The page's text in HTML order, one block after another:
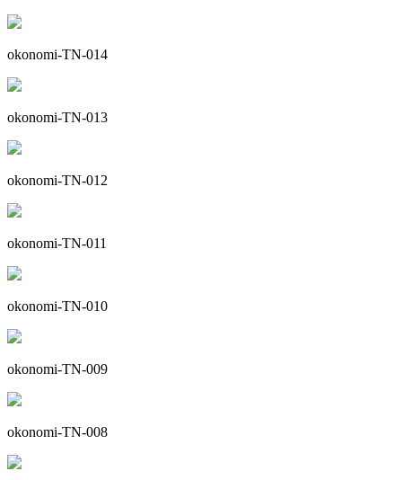
okonomi-TN-014
okonomi-TN-013
okonomi-TN-012
okonomi-TN-011
okonomi-TN-010
okonomi-TN-009
okonomi-TN-008